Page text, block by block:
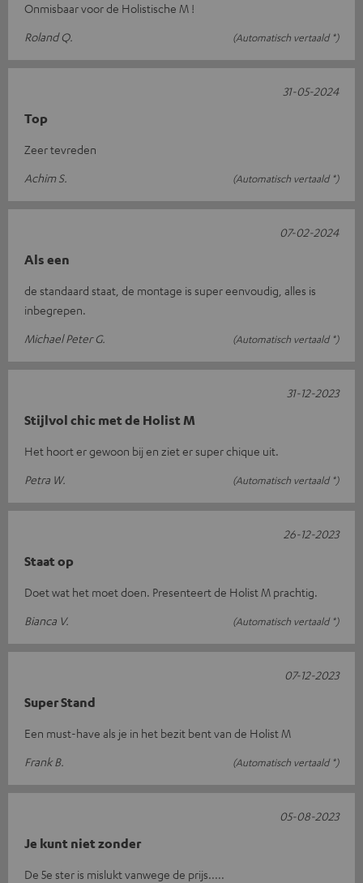
Onmisbaar voor de Holistische M !
Roland Q.
(Automatisch vertaald *)
Top
Zeer tevreden
Achim S.
(Automatisch vertaald *)
31-05-2024
Als een
de standaard staat, de montage is super eenvoudig, alles is
inbegrepen.
Michael Peter G.
(Automatisch vertaald *)
07-02-2024
Stijlvol chic met de Holist M
Het hoort er gewoon bij en ziet er super chique uit.
Petra W.
(Automatisch vertaald *)
31-12-2023
Staat op
Doet wat het moet doen. Presenteert de Holist M prachtig.
Bianca V.
(Automatisch vertaald *)
26-12-2023
Super Stand
Een must-have als je in het bezit bent van de Holist M
Frank B.
(Automatisch vertaald *)
07-12-2023
Je kunt niet zonder
De 5e ster is mislukt vanwege de prijs.....
05-08-2023